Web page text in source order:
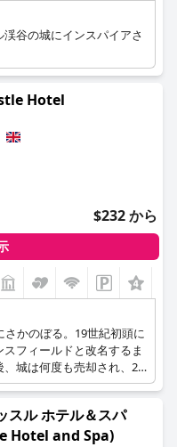
谷の城にインスパイアさ
Hotel
$232 から
かのぼる。19世紀初頭に
フィールドと改名するま
城は何度も売却され、20
模な改修工事を行った
なかった。第二次世界大
り、その後も所有者が変
スル ホテル＆スパ
Hotel and Spa)